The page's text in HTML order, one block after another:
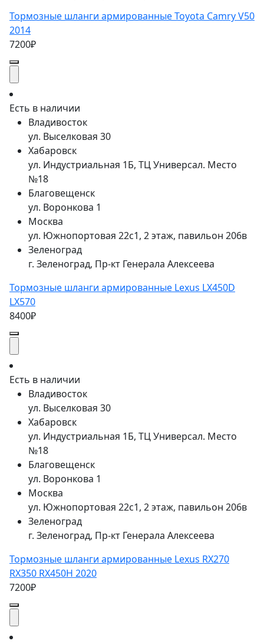
Тормозные шланги армированные Toyota Camry V50
2014
7200₽
Есть в наличии
Владивосток
ул. Выселковая 30
Хабаровск
ул. Индустриальная 1Б, ТЦ Универсал. Место
№18
Благовещенск
ул. Воронкова 1
Москва
ул. Южнопортовая 22с1, 2 этаж, павильон 206в
Зеленоград
г. Зеленоград, Пр-кт Генерала Алексеева
Тормозные шланги армированные Lexus LX450D
LX570
8400₽
Есть в наличии
Владивосток
ул. Выселковая 30
Хабаровск
ул. Индустриальная 1Б, ТЦ Универсал. Место
№18
Благовещенск
ул. Воронкова 1
Москва
ул. Южнопортовая 22с1, 2 этаж, павильон 206в
Зеленоград
г. Зеленоград, Пр-кт Генерала Алексеева
Тормозные шланги армированные Lexus RX270
RX350 RX450H 2020
7200₽